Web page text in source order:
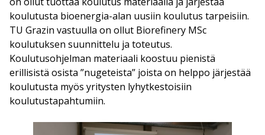
koulutusta bioenergia-alan uusiin koulutus tarpeisiin.
TU Grazin vastuulla on ollut Biorefinery MSc
koulutuksen suunnittelu ja toteutus.
Koulutusohjelman materiaali koostuu pienistä
erillisistä osista ”nugeteista” joista on helppo järjestää
koulutusta myös yritysten lyhytkestoisiin
koulutustapahtumiin.